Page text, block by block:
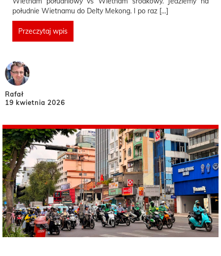
południe Wietnamu do Delty Mekong. I po raz […]
Przeczytaj wpis
Rafał
19 kwietnia 2026